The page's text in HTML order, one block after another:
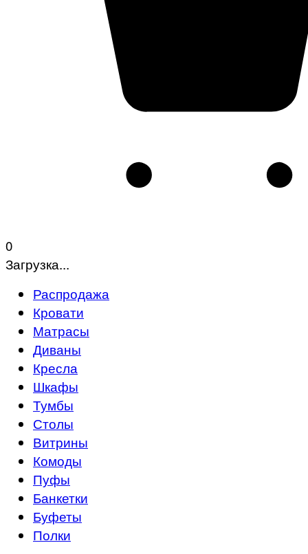
0
Загрузка...
Распродажа
Кровати
Матрасы
Диваны
Кресла
Шкафы
Тумбы
Столы
Витрины
Комоды
Пуфы
Банкетки
Буфеты
Полки